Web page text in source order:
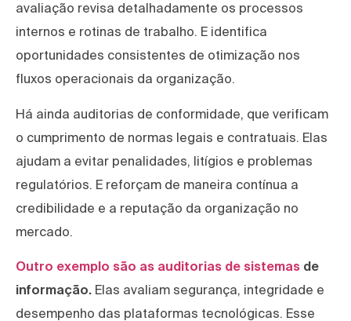
avaliação revisa detalhadamente os processos
internos e rotinas de trabalho. E identifica
oportunidades consistentes de otimização nos
fluxos operacionais da organização.
Há ainda auditorias de conformidade, que verificam
o cumprimento de normas legais e contratuais. Elas
ajudam a evitar penalidades, litígios e problemas
regulatórios. E reforçam de maneira contínua a
credibilidade e a reputação da organização no
mercado.
Outro exemplo são as auditorias de sistemas de
informação. Elas avaliam segurança, integridade e
desempenho das plataformas tecnológicas. Esse